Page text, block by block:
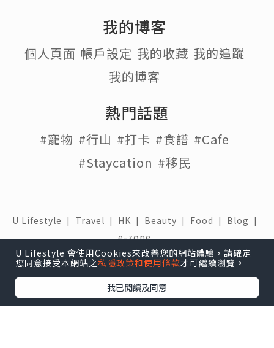
我的博客
個人頁面 帳戶設定 我的收藏 我的追蹤
我的博客
熱門話題
#寵物 #行山 #打卡 #食譜 #Cafe
#Staycation #移民
U Lifestyle | Travel | HK | Beauty | Food | Blog |
e-zone
關於我們 |免責聲明 |使用條款 |私隱政策 |招聘人才 |
聯絡我們
下載 U Lifestyle應用程式
U Lifestyle 會使用Cookies來改善您的網站體驗，請確定
您同意接受本網站之私隱政策和使用條款才可繼續瀏覽。
我已閱讀及同意